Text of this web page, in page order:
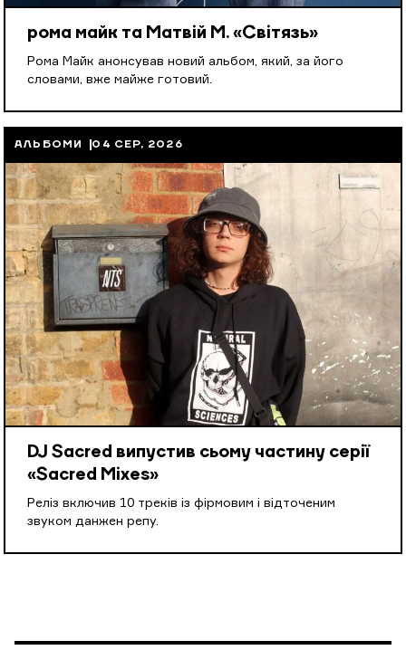
рома майк та Матвій М. «Світязь»
Рома Майк анонсував новий альбом, який, за його
словами, вже майже готовий.
АЛЬБОМИ 04 СЕР, 2026
DJ Sacred випустив сьому частину серії
«Sacred Mixes»
Реліз включив 10 треків із фірмовим і відточеним
звуком данжен репу.